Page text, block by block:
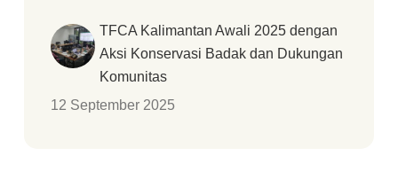
TFCA Kalimantan Awali 2025 dengan
Aksi Konservasi Badak dan Dukungan
Komunitas
12 September 2025